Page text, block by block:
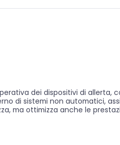
dei dispositivi di allerta,
di sistemi non automatici,
ma ottimizza anche le